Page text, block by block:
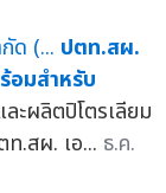
ปตท.สผ.
อมสำหรับ
ะผลิตปิโตรเลียม
.สผ. เอ... ธ.ค.